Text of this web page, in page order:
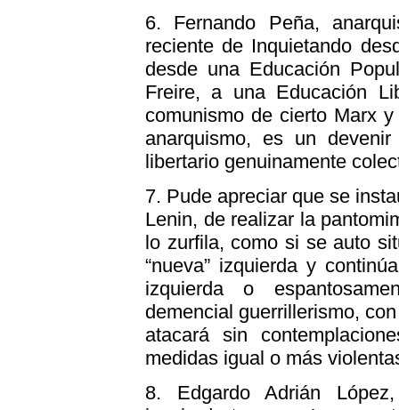
6. Fernando Peña,
reciente de Inquietando
desde una Educación
Freire, a una Educación
comunismo de cierto Marx
anarquismo, es un
libertario genuinamente
7. Pude apreciar que se
Lenin, de realizar la
lo zurfila, como si se auto
“nueva” izquierda y
izquierda o
demencial guerrillerismo,
atacará sin
medidas igual o más
8. Edgardo Adrián